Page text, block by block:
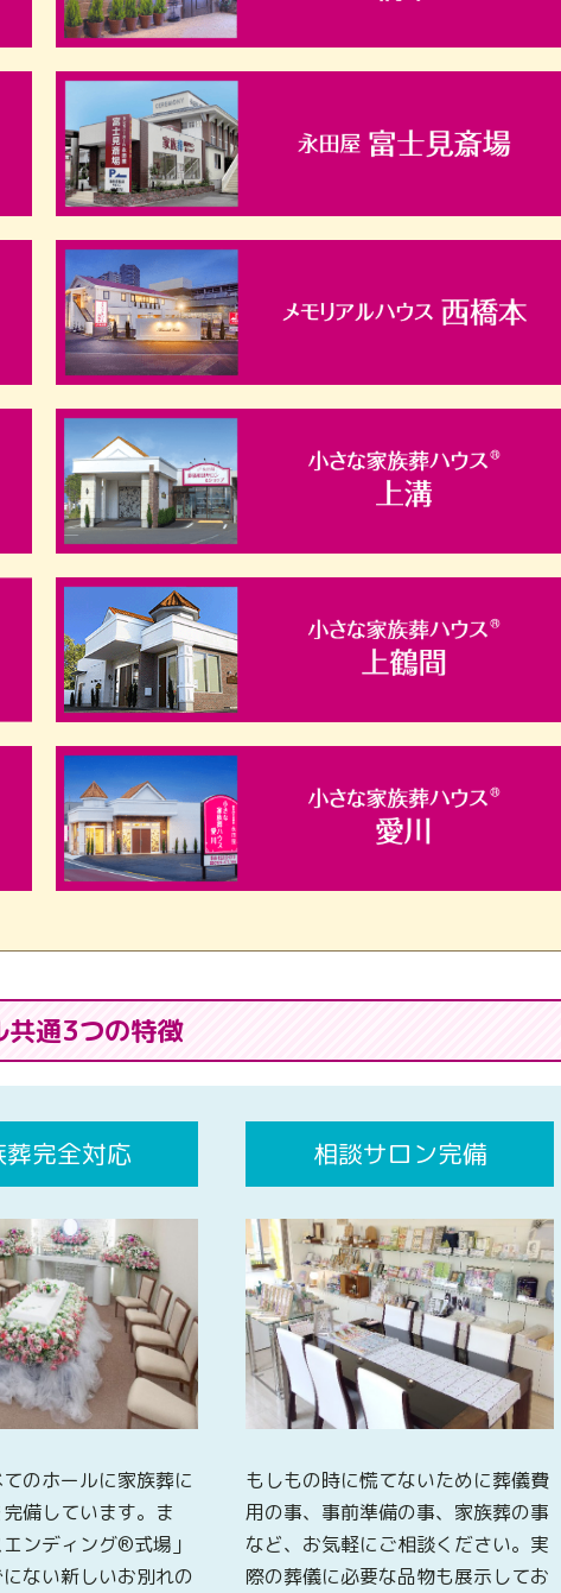
共通3つの特徴
葬完全対応
のホールに家族葬に
備しています。ま
ンディング®式場」
ない新しいお別れの
相談サロン完備
もしもの時に慌てないために葬儀費
用の事、事前準備の事、家族葬の事
など、お気軽にご相談ください。実
際の葬儀に必要な品物も展示してお